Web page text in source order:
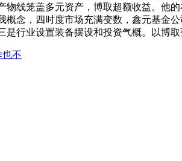
物线笼盖多元资产，博取超额收益。
念，四时度市场充满变数，鑫元基金
行业设置装备摆设和投资气概。以博取
也不